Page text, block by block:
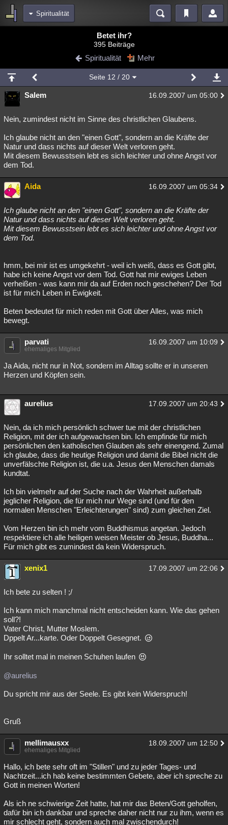
Spiritualität
Blogs Videos
Chat Wiki Neuigkeiten
meine Rubriken
Menschen Mystery Kriminalfälle
Spiritualität Verschwörungen Technologie Ufologie
Natur Umfragen Unterhaltung
weitere Rubriken
Philosophie
Astronomie Gaming Filme
Musik Clash Verbesserungen Allmystery English
Übersichten
Besucht
Betet ihr?
395 Beiträge
Spiritualität Mehr
Seite 12 / 20
Salem 16.09.2007 um 05:00
Nein, zumindest nicht im Sinne des christlichen Glaubens.
Ich glaube nicht an den "einen Gott", sondern an die Kräfte der
Natur und dass nichts auf dieser Welt verloren geht.
Mit diesem Bewusstsein lebt es sich leichter und ohne Angst vor
dem Tod.
Aida 16.09.2007 um 05:34
Ich glaube nicht an den "einen Gott", sondern an die Kräfte der
Natur und dass nichts auf dieser Welt verloren geht.
Mit diesem Bewusstsein lebt es sich leichter und ohne Angst vor
dem Tod.
hmm, bei mir ist es umgekehrt - weil ich weiß, dass es Gott gibt,
habe ich keine Angst vor dem Tod. Gott hat mir ewiges Leben
verheißen - was kann mir da auf Erden noch geschehen? Der Tod
ist für mich Leben in Ewigkeit.
Beten bedeutet für mich reden mit Gott über Alles, was mich
bewegt.
parvati 16.09.2007 um 10:09
ehemaliges Mitglied
Ja Aida, nicht nur in Not, sondern im Alltag sollte er in unseren
Herzen und Köpfen sein.
aurelius 17.09.2007 um 20:43
Nein, da ich mich persönlich schwer tue mit der christlichen
Religion, mit der ich aufgewachsen bin. Ich empfinde für mich
persönlichen den katholischen Glauben als sehr einengend. Zumal
ich glaube, dass die heutige Religion und damit die Bibel nicht die
unverfälschte Religion ist, die u.a. Jesus den Menschen damals
kundtat.
Ich bin vielmehr auf der Suche nach der Wahrheit außerhalb
jeglicher Religion, die für mich nur Wege sind (und für den
normalen Menschen "Erleichterungen" sind) zum gleichen Ziel.
Vom Herzen bin ich mehr vom Buddhismus angetan. Jedoch
respektiere ich alle heiligen weisen Meister ob Jesus, Buddha...
Für mich gibt es zumindest da kein Widerspruch.
xenix1 17.09.2007 um 22:06
Ich bete zu selten ! ;/
Ich kann mich manchmal nicht entscheiden kann. Wie das gehen
soll?!
Vater Christ, Mutter Moslem.
Dppelt Ar...karte. Oder Doppelt Gesegnet.
Ihr solltet mal in meinen Schuhen laufen
@aurelius
Du spricht mir aus der Seele. Es gibt kein Widerspruch!
Gruß
mellimausxx 18.09.2007 um 12:50
ehemaliges Mitglied
Hallo, ich bete sehr oft im "Stillen" und zu jeder Tages- und
Nachtzeit...ich hab keine bestimmten Gebete, aber ich spreche zu
Gott in meinen Worten!
Als ich ne schwierige Zeit hatte, hat mir das Beten/Gott geholfen,
dafür bin ich dankbar und spreche daher nicht nur zu ihm, wenn es
mir schlecht geht, sondern auch mal zwischendurch!